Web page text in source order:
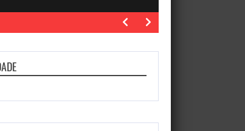
Os fãs de Jeff VanderMeer e de sua…